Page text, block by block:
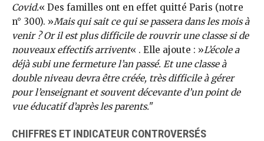
Covid.« Des familles ont en effet quitté Paris (notre
n° 300). »Mais qui sait ce qui se passera dans les mois à
venir ? Or il est plus difficile de rouvrir une classe si de
nouveaux effectifs arrivent« . Elle ajoute : »L’école a
déjà subi une fermeture l’an passé. Et une classe à
double niveau devra être créée, très difficile à gérer
pour l’enseignant et souvent décevante d’un point de
vue éducatif d’après les parents."
CHIFFRES ET INDICATEUR CONTROVERSÉS